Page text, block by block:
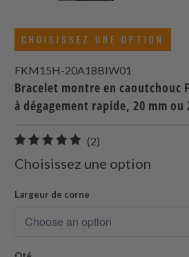
CHOISISSEZ UNE OPTION
FKM15H-20A18BIW01
Bracelet montre en caoutchouc
à dégagement rapide, 20 mm ou
(2)
Choisissez une option
Largeur de corne